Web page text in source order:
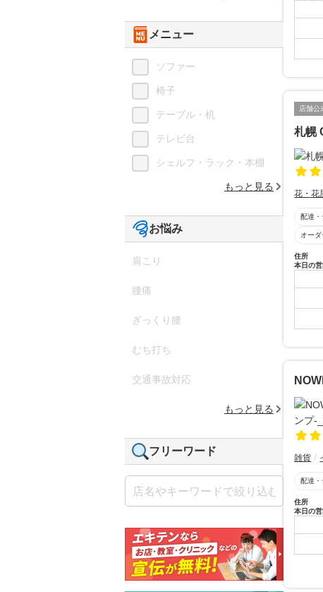
店舗公
札幌
花・花
配達・
オー
住所
本日の
雑貨
配達・
住所
本日の
メニュー
ソファー
椅子
テーブル・机
テレビ台
シェルフ・ラック・本棚
もっと見る
お悩み
肩こり
腰痛
ぎっくり腰
むち打ち
交通事故対応
もっと見る
フリーワード